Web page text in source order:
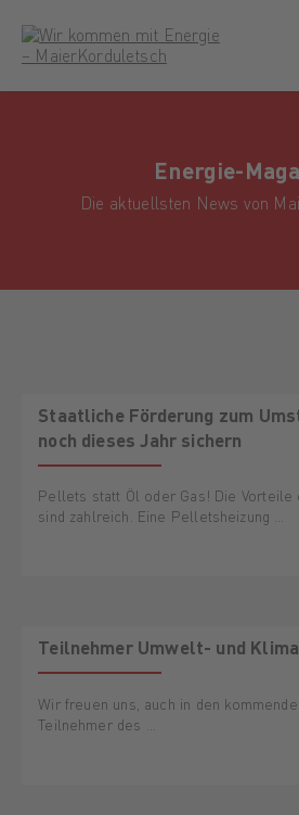
Energie-
Die aktuellsten News von
Staatliche Förderung zum
noch dieses Jahr sichern
Pellets statt Öl oder Gas! Die Vorteile
sind zahlreich. Eine Pelletsheizung …
Teilnehmer Umwelt- und
Wir freuen uns, auch in den
Teilnehmer des …